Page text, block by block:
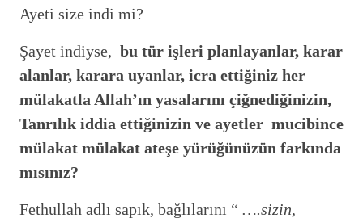
Ayeti size indi mi?
Şayet indiyse, bu tür işleri planlayanlar, karar
alanlar, karara uyanlar, icra ettiğiniz her
mülakatla Allah’ın yasalarını çiğnediğinizin,
Tanrılık iddia ettiğinizin ve ayetler mucibince
mülakat mülakat ateşe yürüğünüzün farkında
mısınız?
Fethullah adlı sapık, bağlılarını “ ….sizin,